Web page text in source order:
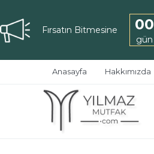
Fırsatın Bitmesine 00
gün
Anasayfa Hakkımızda